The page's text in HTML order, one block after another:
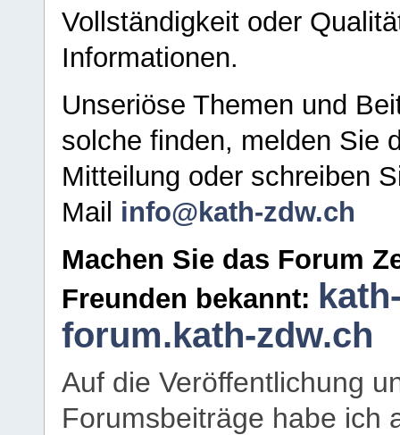
Vollständigkeit oder
Informationen.
Unseriöse Themen und
solche finden, melden Sie
Mitteilung oder schreiben
Mail info@kath-zdw.ch
Machen Sie das Forum
Freunden bekannt:
forum.kath-zdw.ch
Auf die Veröffentlichung
Forumsbeiträge habe ich